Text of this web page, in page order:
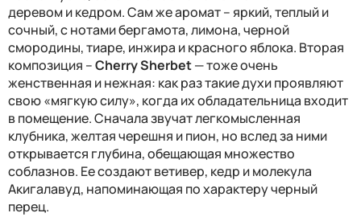
деревом и кедром. Сам же аромат – яркий, теплый и
сочный,с нотамибергамота, лимона,черной
смородины,тиаре, инжира и красного яблока. Вторая
композиция –Cherry Sherbet—тоже очень
женственная инежная: как раз такие духи проявляют
свою «мягкую силу», когда их обладательница входит
в помещение. Сначала звучат легкомысленная
клубника, желтая черешня и пион, но вслед за ними
открывается глубина, обещающая множество
соблазнов. Ее создают ветивер, кедр и молекула
Акигалавуд, напоминающая по характеру черный
перец.